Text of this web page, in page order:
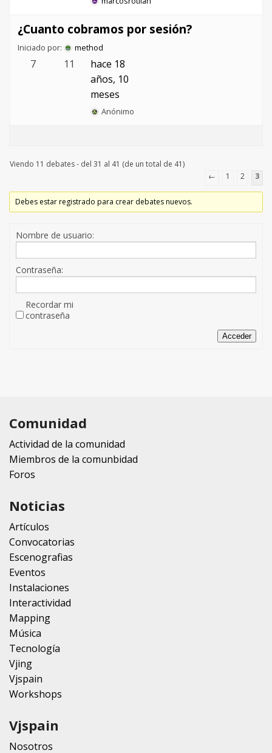
¿Cuanto cobramos por sesión?
Iniciado por: method
7 11
hace 18
años, 10
meses
Anónimo
Viendo 11 debates - del 31 al 41 (de un total de 41)
←
1 2 3
Debes estar registrado para crear debates nuevos.
Nombre de usuario:
Contraseña:
Recordar mi
contraseña
Acceder
Comunidad
Actividad de la comunidad
Miembros de la comunbidad
Foros
Noticias
Artículos
Convocatorias
Escenografias
Eventos
Instalaciones
Interactividad
Mapping
Música
Tecnología
Vjing
Vjspain
Workshops
Vjspain
Nosotros